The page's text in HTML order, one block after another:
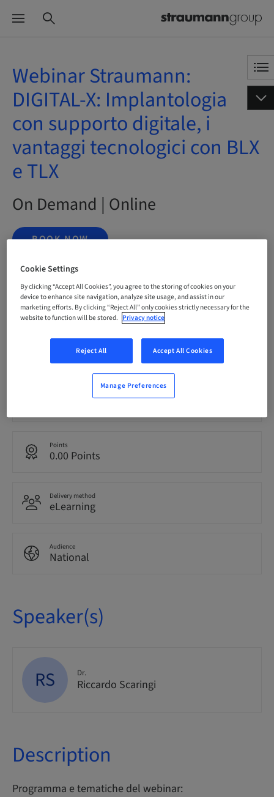
Webinar Straumann:
DIGITAL-X: Implantologia
con supporto digitale, i
vantaggi tecnologici con BLX
e TLX
On Demand | Online
BOOK NOW
Status
bookable
21. May 2041 (UTC+1)
Points
0.00 Points
Delivery method
eLearning
Audience
National
Speaker(s)
RS Dr.
Riccardo Scaringi
Description
Programma e tematiche del webinar:
Cookie Settings
By clicking “Accept All Cookies”, you agree to the storing of cookies on your
device to enhance site navigation, analyze site usage, and assist in our
marketing efforts. By clicking “Reject All” only cookies strictly necessary for the
website to function will be stored. Privacy notice
Reject All Accept All Cookies
Manage Preferences